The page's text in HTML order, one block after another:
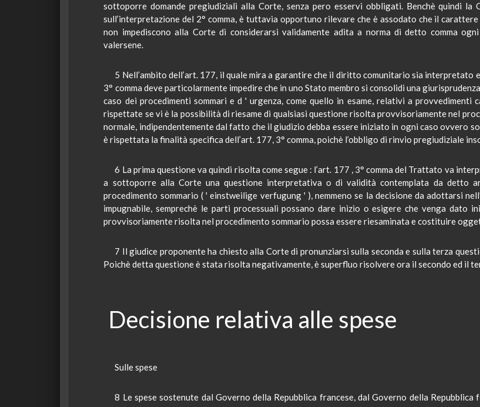
sottoporre domande pregiudiziali alla Corte, senza pero esservi obbligati. Benchèquindi la
sull’interpretazione del 2° comma, è tuttavia opportuno rilevare che è assodato che il carattere
non impediscono alla Corte di considerarsi validamente adita a norma di detto comma
valersene.
5 Nell’ambito dell’art. 177, il quale mira a garantire che il diritto comunitario sia
3° comma deve particolarmente impedire che in uno Stato membro si consolidi una
caso dei procedimenti sommari e d ' urgenza, come quello in esame, relativi a
rispettate se vi è la possibilità di riesame di qualsiasi questione risolta provvisoriamente nel
normale, indipendentemente dal fatto che il giudizio debba essere iniziato in ogni caso ovvero
è rispettata la finalità specifica dell’art. 177, 3° comma,poichè l’obbligo di rinvio pregiudiziale
6 La prima questione va quindi risolta come segue: l’art. 177 , 3° comma del Trattato va
a sottoporre alla Corte una questione interpretativa o di validità contemplata da detto
procedimento sommario ( 'einstweilige verfugung' ), nemmeno se la decisione da adottarsi
impugnabile,semprechè le parti processuali possano dare inizio o esigere che venga dato
provvisoriamente risolta nel procedimento sommario possa essere riesaminata e costituire
7 Il giudice proponente ha chiesto alla Corte di pronunziarsi sulla seconda e sulla terza
Poichèdetta questione è stata risolta negativamente, è superfluo risolvere ora il secondo ed il
Decisione relativa alle spese
Sulle spese
8 Le spese sostenute dal Governo della Repubblica francese, dal Governo della